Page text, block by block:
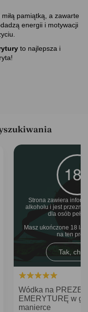
miłą pamiątką, a zawarte
energii i motywacji
to najlepsza i
Strona zawiera
alkoholu i jest
dla osób
Masz ukończone 18 lat
na ten
Tak,
Wódka na
EMERYTURĘ w
manierce